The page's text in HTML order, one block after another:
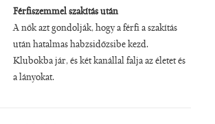
Férfiszemmel szakítás után
A nők azt gondolják, hogy a férfi a szakítás
után hatalmas habzsidőzsibe kezd.
Klubokba jár, és két kanállal falja az életet és
a lányokat.